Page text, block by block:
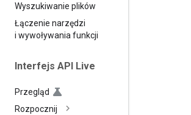
Wyszukiwanie plików
Łączenie narzędzi
i wywoływania funkcji
Interfejs API Live
Przegląd
Rozpocznij